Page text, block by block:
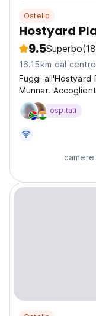
Ostello
Hostyard
9.5Superbo
16.15km dal
Fuggi all'Hostyard
Munnar.
tranquillità.
viaggiatori solitari
ospitati